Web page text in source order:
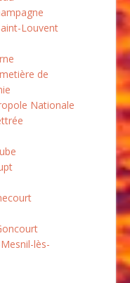
Louvent
de
Nationale
lès-